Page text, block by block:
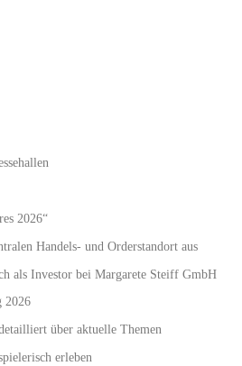
2026“
Handels- und Orderstandort aus
als Investor bei Margarete Steiff GmbH
2026
über aktuelle Themen
erleben